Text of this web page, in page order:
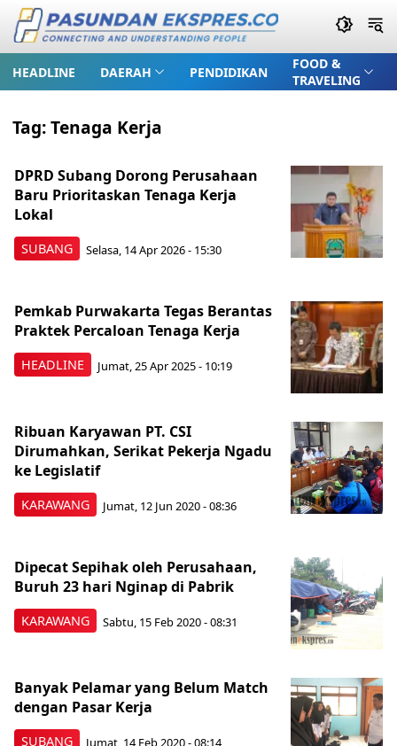
HEADLINE DAERAH PENDIDIKAN
FOOD &
TRAVELING
Tag:Tenaga Kerja
SUBANG
DPRD Subang Dorong Perusahaan
Baru Prioritaskan Tenaga Kerja
Lokal
Selasa, 14 Apr 2026 - 15:30
HEADLINE
Pemkab Purwakarta Tegas Berantas
Praktek Percaloan Tenaga Kerja
Jumat, 25 Apr 2025 - 10:19
KARAWANG
Ribuan Karyawan PT. CSI
Dirumahkan, Serikat Pekerja Ngadu
ke Legislatif
Jumat, 12 Jun 2020 - 08:36
KARAWANG
Dipecat Sepihak oleh Perusahaan,
Buruh 23 hari Nginap di Pabrik
Sabtu, 15 Feb 2020 - 08:31
SUBANG
Banyak Pelamar yang Belum Match
dengan Pasar Kerja
Jumat, 14 Feb 2020 - 08:14